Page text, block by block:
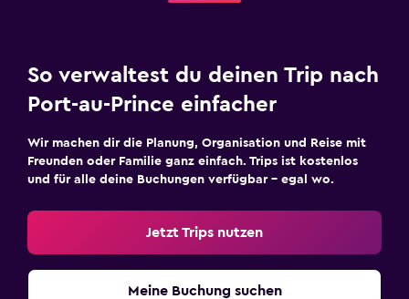
So verwaltest du deinen Trip nach
Port-au-Prince einfacher
Wir machen dir die Planung, Organisation und Reise mit
Freunden oder Familie ganz einfach. Trips ist kostenlos
und für alle deine Buchungen verfügbar – egal wo.
Jetzt Trips nutzen
Meine Buchung suchen